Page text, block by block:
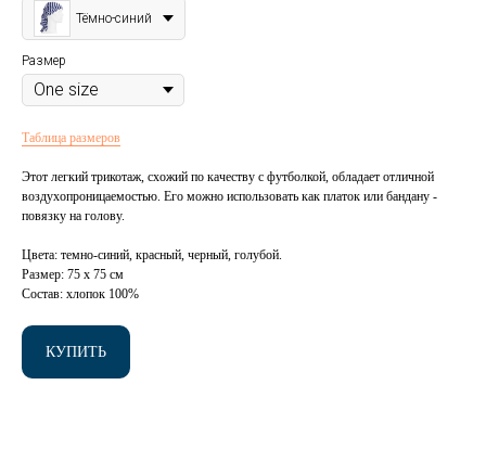
Тёмно-синий
Размер
Таблица размеров
Этот легкий трикотаж, схожий по качеству с футболкой, обладает отличной
воздухопроницаемостью. Его можно использовать как платок или бандану -
повязку на голову.
Цвета: темно-синий, красный, черный, голубой.
Размер: 75 х 75 см
Состав: хлопок 100%
КУПИТЬ